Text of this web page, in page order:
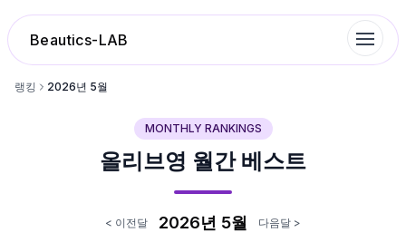
Beautics-LAB
랭킹 2026년 5월
MONTHLY RANKINGS
올리브영 월간 베스트
< 이전달 2026년 5월 다음달 >